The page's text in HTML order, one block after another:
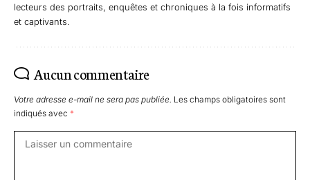
lecteurs des portraits, enquêtes et chroniques à la fois informatifs
et captivants.
Aucun commentaire
Votre adresse e-mail ne sera pas publiée. Les champs obligatoires sont
indiqués avec *